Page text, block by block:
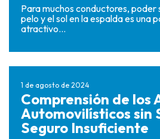
Para muchos conductores, poder
pelo y el sol en la espalda es una
atractivo...
1 de agosto de 2024
Comprensión de los
Automovilísticos sin
Seguro Insuficiente